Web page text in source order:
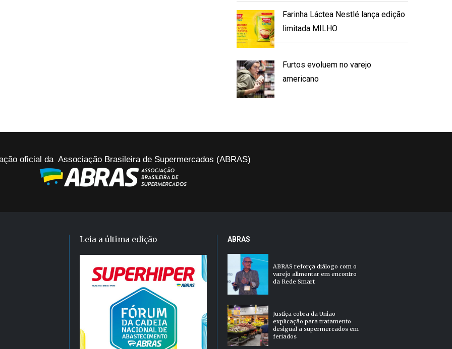
Farinha Láctea Nestlé lança edição
limitada MILHO
Furtos evoluem no varejo
americano
oficial da Associação Brasileira de Supermercados (ABRAS)
Leia a última edição ABRAS
ABRAS reforça diálogo com o
varejo alimentar em encontro
da Rede Smart
Justiça cobra da União
explicação para tratamento
desigual a supermercados em
feriados